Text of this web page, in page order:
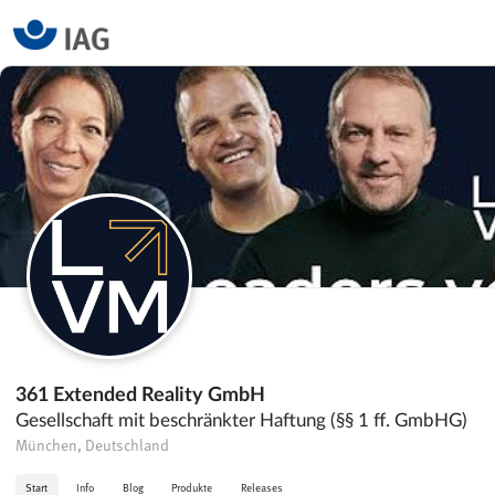
361 Extended Reality GmbH
Gesellschaft mit beschränkter Haftung (§§ 1 ff. GmbHG)
München, Deutschland
Start Info Blog Produkte Releases